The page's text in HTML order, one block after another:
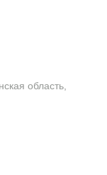
область,